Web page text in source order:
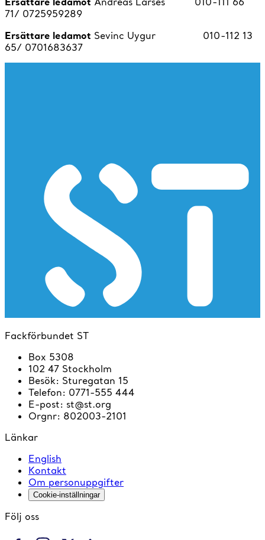
71/ 0725959289
Ersättare ledamot Sevinc Uygur 010-112 13
65/ 0701683637
Fackförbundet ST
Box 5308
102 47 Stockholm
Besök: Sturegatan 15
Telefon: 0771-555 444
E-post: st@st.org
Orgnr: 802003-2101
Länkar
English
Kontakt
Om personuppgifter
Cookie-inställningar
Följ oss